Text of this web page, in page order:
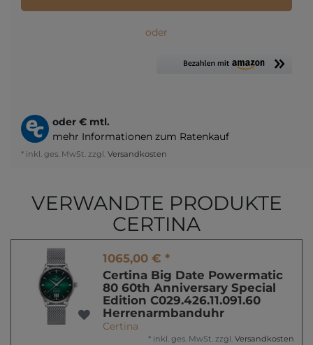
oder
oder € mtl.
mehr Informationen zum Ratenkauf
* inkl. ges. MwSt. zzgl. Versandkosten
VERWANDTE PRODUKTE
CERTINA
1065,00 € *
Certina Big Date Powermatic
80 60th Anniversary Special
Edition C029.426.11.091.60
Herrenarmbanduhr
Certina
* inkl. ges. MwSt. zzgl. Versandkosten